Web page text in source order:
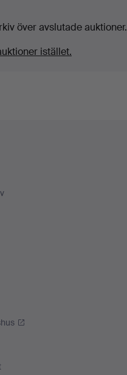
över avslutade auktioner.
istället.